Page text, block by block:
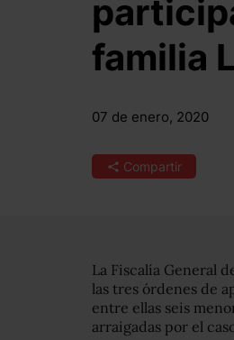
familia
07 de enero, 2020
Compartir
La Fiscalía General
las tres órdenes de
entre ellas seis
arraigadas por el